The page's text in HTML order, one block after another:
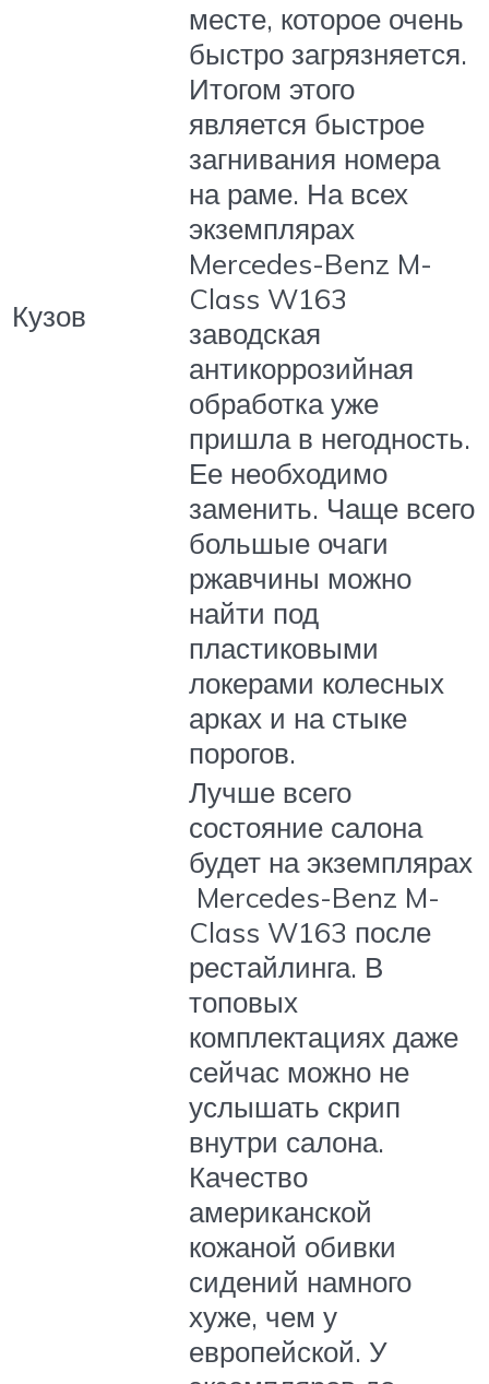
Кузов
месте, которое очень
быстро загрязняется.
Итогом этого
является быстрое
загнивания номера
на раме. На всех
экземплярах
Mercedes-Benz M-
Class W163
заводская
антикоррозийная
обработка уже
пришла в негодность.
Ее необходимо
заменить. Чаще всего
большые очаги
ржавчины можно
найти под
пластиковыми
локерами колесных
арках и на стыке
порогов.
Лучше всего
состояние салона
будет на экземплярах
Mercedes-Benz M-
Class W163 после
рестайлинга. В
топовых
комплектациях даже
сейчас можно не
услышать скрип
внутри салона.
Качество
американской
кожаной обивки
сидений намного
хуже, чем у
европейской. У